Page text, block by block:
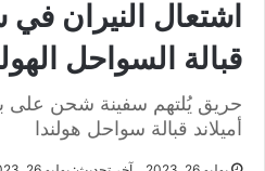
اشتعال النيران
قبالة السواحل
حريق يُلتهم سفينة شحن على
أميلاند قبالة سواحل هولندا